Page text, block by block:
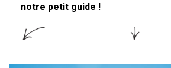
notre petit guide !